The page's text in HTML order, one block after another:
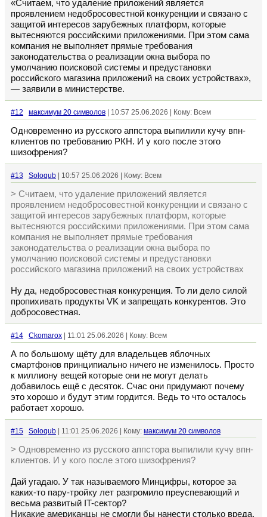
«Считаем, что удаление приложений является
проявлением недобросовестной конкуренции и связано с
защитой интересов зарубежных платформ, которые
вытесняются российскими приложениями. При этом сама
компания не выполняет прямые требования
законодательства о реализации окна выбора по
умолчанию поисковой системы и предустановки
российского магазина приложений на своих устройствах»,
— заявили в министерстве.
#12 максимум 20 символов | 10:57 25.06.2026 | Кому: Всем
Одновременно из русского аппстора выпилили кучу впн-
клиентов по требованию РКН. И у кого после этого
шизофрения?
#13 Soloqub | 10:57 25.06.2026 | Кому: Всем
> Считаем, что удаление приложений является
проявлением недобросовестной конкуренции и связано с
защитой интересов зарубежных платформ, которые
вытесняются российскими приложениями. При этом сама
компания не выполняет прямые требования
законодательства о реализации окна выбора по
умолчанию поисковой системы и предустановки
российского магазина приложений на своих устройствах
Ну да, недобросовестная конкуренция. То ли дело силой
пропихивать продукты VK и запрещать конкурентов. Это
добросовестная.
#14 Ckomarox | 11:01 25.06.2026 | Кому: Всем
А по большому щёту для владельцев яблочных
смартфонов принципиально ничего не изменилось. Просто
к миллиону вещей которые они не могут делать
добавилось ещё с десяток. Счас они придумают почему
это хорошо и будут этим гордится. Ведь то что осталось
работает хорошо.
#15 Soloqub | 11:01 25.06.2026 | Кому: максимум 20 символов
> Одновременно из русского аппстора выпилили кучу впн-
клиентов. И у кого после этого шизофрения?
Дай угадаю. У так называемого Минцифры, которое за
каких-то пару-тройку лет разгромило преуспевающий и
весьма развитый IT-сектор?
Никакие американцы не смогли бы нанести столько вреда,